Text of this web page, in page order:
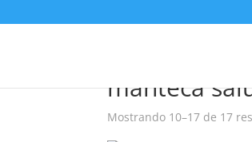
Productos
manteca
Mostrando 10–17 de 17